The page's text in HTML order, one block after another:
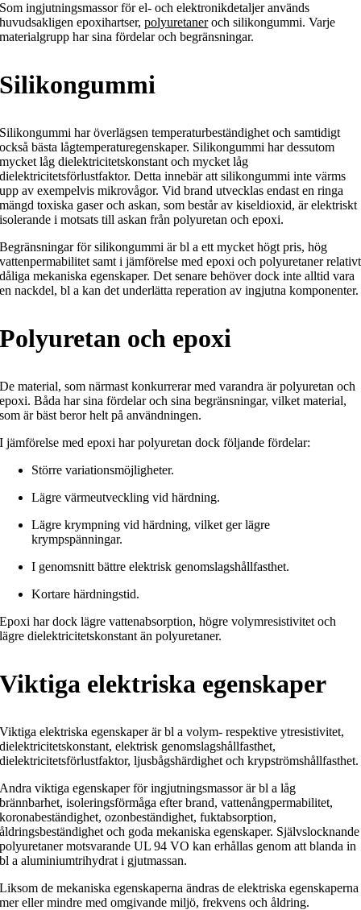
Som ingjutningsmassor för el- och elektronikdetaljer används
huvudsakligen epoxihartser,polyuretaneroch silikongummi. Varje
materialgrupp har sina fördelar och begränsningar.
Silikongummi
Silikongummi har överlägsen temperaturbeständighet och samtidigt
också bästa lågtemperaturegenskaper. Silikongummi har dessutom
mycket låg dielektricitetskonstant och mycket låg
dielektricitetsförlustfaktor. Detta innebär att silikongummi inte värms
upp av exempelvis mikrovågor. Vid brand utvecklas endast en ringa
mängd toxiska gaser och askan, som består av kiseldioxid, är elektriskt
isolerande i motsats till askan från polyuretan och epoxi.
Begränsningar för silikongummi är bl a ett mycket högt pris, hög
vattenpermabilitet samt i jämförelse med epoxi och polyuretaner relativt
dåliga mekaniska egenskaper. Det senare behöver dock inte alltid vara
en nackdel, bl a kan det underlätta reperation av ingjutna komponenter.
Polyuretan och epoxi
De material, som närmast konkurrerar med varandra är polyuretan och
epoxi. Båda har sina fördelar och sina begränsningar, vilket material,
som är bäst beror helt på användningen.
I jämförelse med epoxi har polyuretan dock följande fördelar:
Större variationsmöjligheter.
Lägre värmeutveckling vid härdning.
Lägre krympning vid härdning, vilket ger lägre
krympspänningar.
I genomsnitt bättre elektrisk genomslagshållfasthet.
Kortare härdningstid.
Epoxi har dock lägre vattenabsorption, högre volymresistivitet och
lägre dielektricitetskonstant än polyuretaner.
Viktiga elektriska egenskaper
Viktiga elektriska egenskaper är bl a volym- respektive ytresistivitet,
dielektricitetskonstant, elektrisk genomslagshållfasthet,
dielektricitetsförlustfaktor, ljusbågshärdighet och krypströmshållfasthet.
Andra viktiga egenskaper för ingjutningsmassor är bl a låg
brännbarhet, isoleringsförmåga efter brand, vattenångpermabilitet,
koronabeständighet, ozonbeständighet, fuktabsorption,
åldringsbeständighet och goda mekaniska egenskaper. Självslocknande
polyuretaner motsvarande UL 94 VO kan erhållas genom att blanda in
bl a aluminiumtrihydrat i gjutmassan.
Liksom de mekaniska egenskaperna ändras de elektriska egenskaperna
mer eller mindre med omgivande miljö, frekvens och åldring.